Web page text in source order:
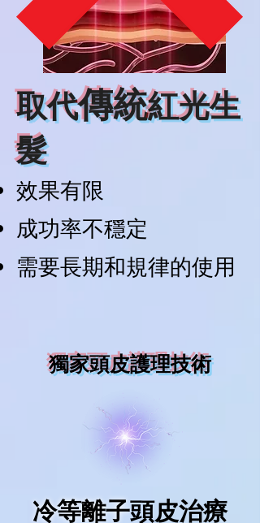
​取代傳統紅光生
髮
效果有限
成功率不穩定
需要長期和規律的使用
獨家頭皮護理技術
冷等離子頭皮治療